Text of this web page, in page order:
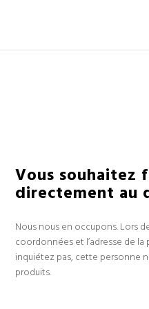
Vous souhaitez
directement au
Nous nous en occupons. Lors
coordonnées et l’adresse de
inquiétez pas, cette personne
produits.